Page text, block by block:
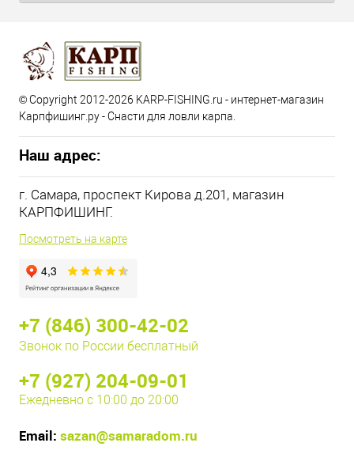
© Copyright 2012-2026 KARP-FISHING.ru - интернет-магазин
Карпфишинг.ру - Снасти для ловли карпа.
Наш адрес:
г. Самара, проспект Кирова д.201, магазин
КАРПФИШИНГ.
Посмотреть на карте
+7 (846) 300-42-02
Звонок по России бесплатный
+7 (927) 204-09-01
Ежедневно с 10:00 до 20:00
Email: sazan@samaradom.ru